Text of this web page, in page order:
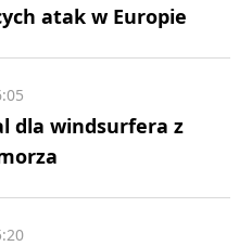
atak w Europie
dla windsurfera z